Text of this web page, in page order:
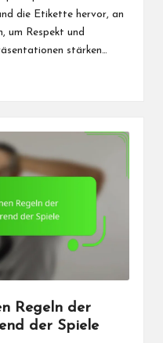
die Etikette hervor, an
um Respekt und
stärken…
Regeln der
der Spiele